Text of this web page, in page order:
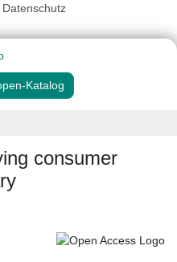
Datenschutz
Katalog
consumer